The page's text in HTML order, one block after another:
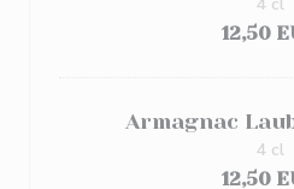
12,50
Armagnac
12,50
4 cl